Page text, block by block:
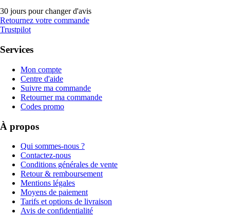
30 jours pour changer d'avis
Retournez votre commande
Trustpilot
Services
Mon compte
Centre d'aide
Suivre ma commande
Retourner ma commande
Codes promo
À propos
Qui sommes-nous ?
Contactez-nous
Conditions générales de vente
Retour & remboursement
Mentions légales
Moyens de paiement
Tarifs et options de livraison
Avis de confidentialité